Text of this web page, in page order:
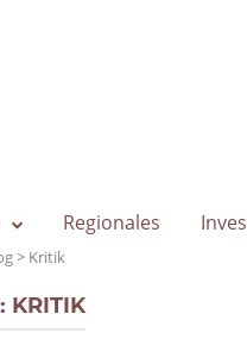
Regionales
> Kritik
KRITIK